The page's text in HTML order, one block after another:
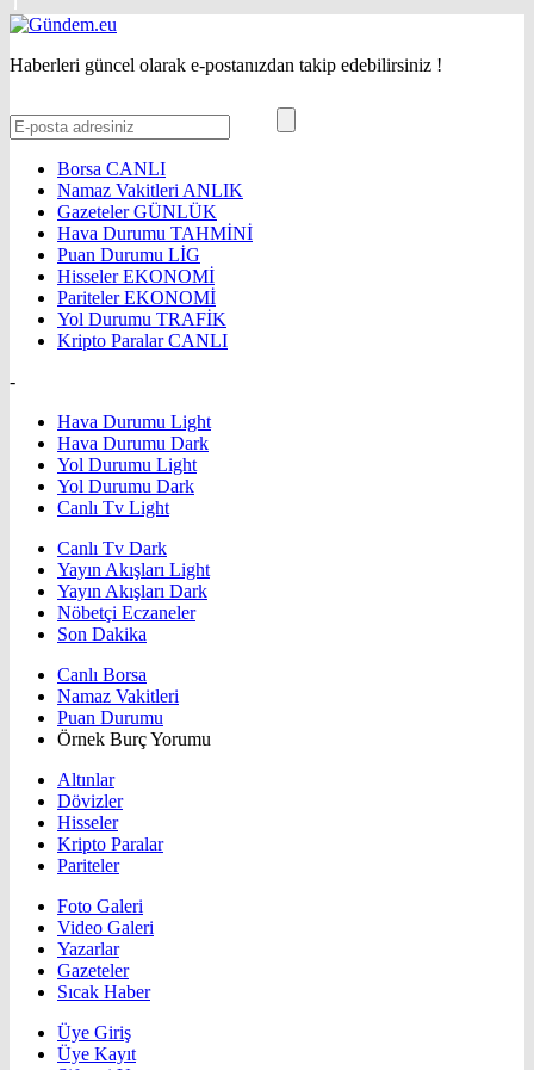
Haberleri güncel olarak e-postanızdan takip edebilirsiniz !
Borsa CANLI
Namaz Vakitleri ANLIK
GazetelerGÜNLÜK
Hava Durumu TAHMİNİ
Puan Durumu LİG
HisselerEKONOMİ
ParitelerEKONOMİ
Yol Durumu TRAFİK
Kripto ParalarCANLI
-
Hava Durumu Light
Hava Durumu Dark
Yol Durumu Light
Yol Durumu Dark
Canlı Tv Light
Canlı Tv Dark
Yayın Akışları Light
Yayın Akışları Dark
Nöbetçi Eczaneler
Son Dakika
Canlı Borsa
Namaz Vakitleri
Puan Durumu
Örnek Burç Yorumu
Altınlar
Dövizler
Hisseler
Kripto Paralar
Pariteler
Foto Galeri
Video Galeri
Yazarlar
Gazeteler
Sıcak Haber
Üye Giriş
Üye Kayıt